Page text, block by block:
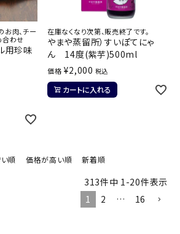
お肉、チー
合わせ
用珍味
在庫なくなり次第、販売終了です。
やまや蒸留所）すいぽてにゃ
ん 14度(紫芋)500ml
価格 ¥2,000 税込
カートに入れる
順 価格が高い順 新着順
313件中 1 -20件表示
1
2 … 16